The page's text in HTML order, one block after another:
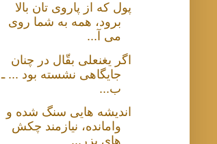
پول که از پاروی تان بالا
برود، همه به شما روی
می آ...
اگر یغنعلی بقّال در چنان
جایگاهی نشسته بود ... ـ
ب...
اندیشه هایی سنگ شده و
وامانده، نیازمند چکش
های بزر...